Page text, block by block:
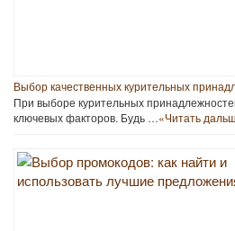
Выбор качественных курительных
При выборе курительных
ключевых факторов. Будь …«Читать